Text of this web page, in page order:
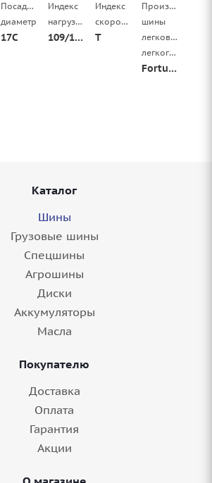
Посадочный
диаметр
17C
Индекс
нагрузки
109/107
Индекс
скорости
T
Производитель
шины
легковой/
легкогрузовой
Fortune
Каталог
Шины
Грузовые шины
Спецшины
Агрошины
Диски
Аккумуляторы
Масла
Покупателю
Доставка
Оплата
Гарантия
Акции